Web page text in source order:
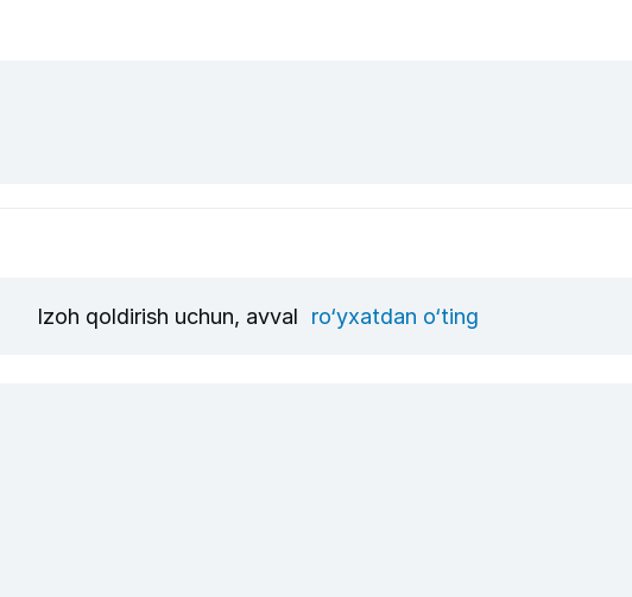
Izoh qoldirish uchun, avval ro‘yxatdan o‘ting